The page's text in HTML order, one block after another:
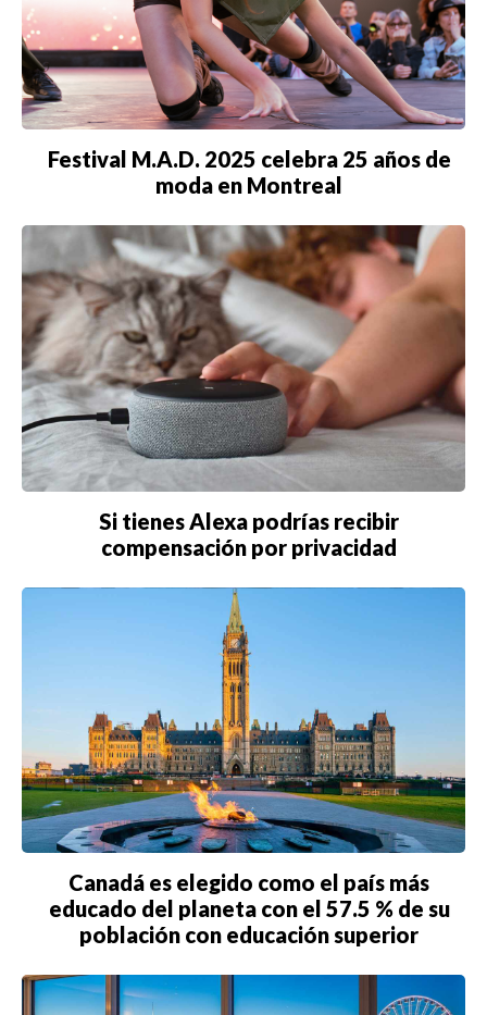
Festival M.A.D. 2025 celebra 25 años de
moda en Montreal
Si tienes Alexa podrías recibir
compensación por privacidad
Canadá es elegido como el país más
educado del planeta con el 57.5 % de su
población con educación superior